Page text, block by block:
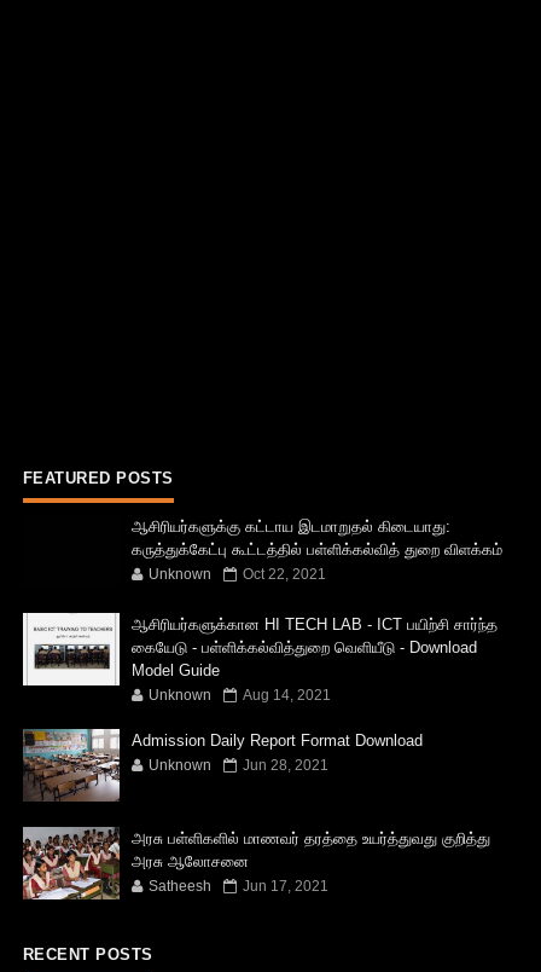
FEATURED POSTS
ஆசிரியர்களுக்கு கட்டாய இடமாறுதல் கிடையாது:
கருத்துக்கேட்பு கூட்டத்தில் பள்ளிக்கல்வித் துறை விளக்கம்
Unknown Oct 22, 2021
ஆசிரியர்களுக்கான HI TECH LAB - ICT பயிற்சி சார்ந்த
கையேடு - பள்ளிக்கல்வித்துறை வெளியீடு - Download
Model Guide
Unknown Aug 14, 2021
Admission Daily Report Format Download
Unknown Jun 28, 2021
அரசு பள்ளிகளில் மாணவர் தரத்தை உயர்த்துவது குறித்து
அரசு ஆலோசனை
Satheesh Jun 17, 2021
RECENT POSTS